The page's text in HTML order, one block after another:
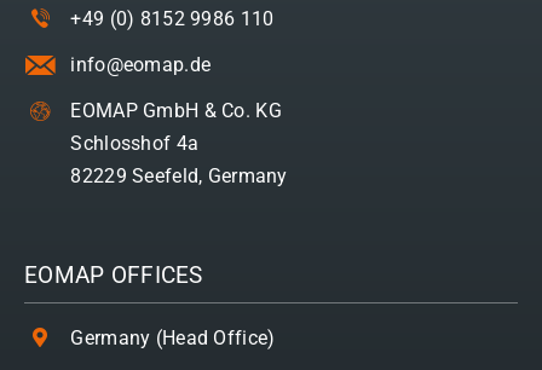
+49 (0) 8152 9986 110
info@eomap.de
EOMAP GmbH & Co. KG
Schlosshof 4a
82229 Seefeld, Germany
EOMAP OFFICES
Germany (Head Office)